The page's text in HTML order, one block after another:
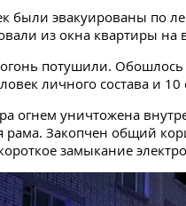
были эвакуированы по
из окна квартиры на
потушили.
личного состава и
огнем уничтожена
рама. Закопчен общий
замыкание